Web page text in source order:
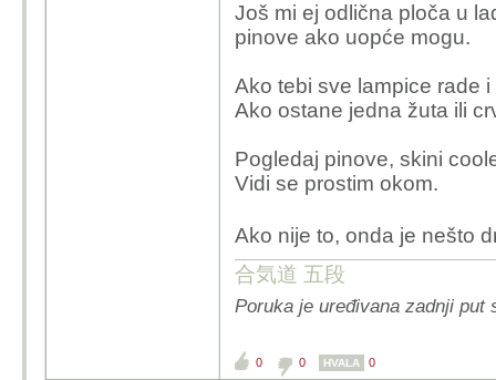
Još mi ej odlična ploča u
pinove ako uopće mogu.
Ako tebi sve lampice rade
Ako ostane jedna žuta ili
Pogledaj pinove, skini
Vidi se prostim okom.
Ako nije to, onda je nešto
合気道 五段
Poruka je uređivana zadnji put
0 0 HVALA 0